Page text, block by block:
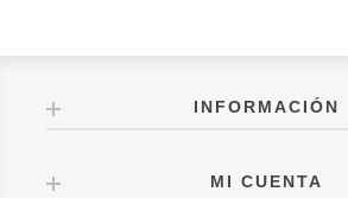
INFORMACIÓN
MI CUENTA